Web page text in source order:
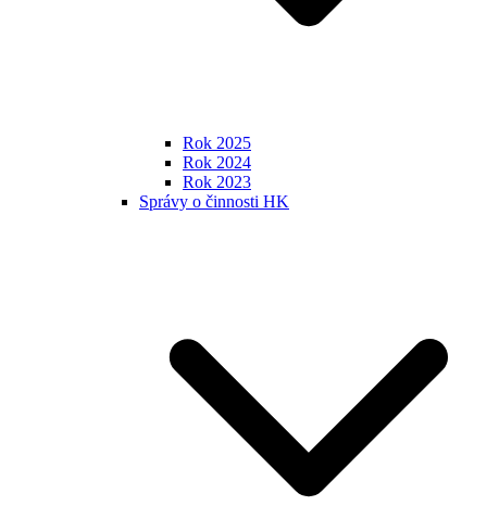
Rok 2025
Rok 2024
Rok 2023
Správy o činnosti HK